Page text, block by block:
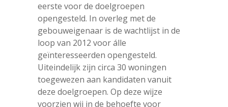
eerste voor de doelgroepen
opengesteld. In overleg met de
gebouweigenaar is de wachtlijst in de
loop van 2012 voor álle
geïnteresseerden opengesteld.
Uiteindelijk zijn circa 30 woningen
toegewezen aan kandidaten vanuit
deze doelgroepen. Op deze wijze
voorzien wij in de behoefte voor